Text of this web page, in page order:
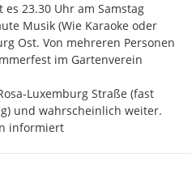
23.30 Uhr am Samstag
Musik (Wie Karaoke oder
Ost. Von mehreren Personen
im Gartenverein
Luxemburg Straße (fast
und wahrscheinlich weiter.
informiert